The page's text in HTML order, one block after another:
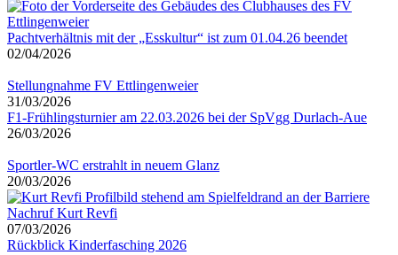
Pachtverhältnis mit der „Esskultur“ ist zum 01.04.26 beendet
02/04/2026
Stellungnahme FV Ettlingenweier
31/03/2026
F1-Frühlingsturnier am 22.03.2026 bei der SpVgg Durlach-Aue
26/03/2026
Sportler-WC erstrahlt in neuem Glanz
20/03/2026
Nachruf Kurt Revfi
07/03/2026
Rückblick Kinderfasching 2026